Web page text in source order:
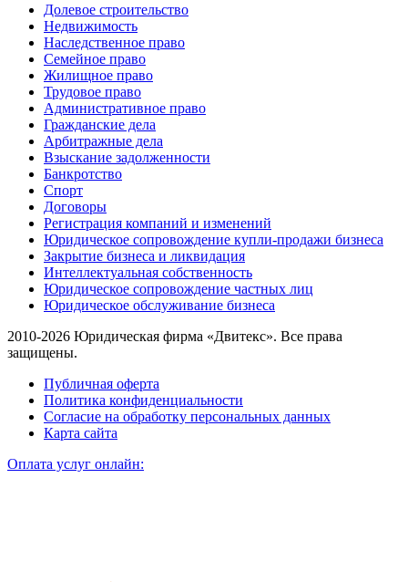
Долевое строительство
Недвижимость
Наследственное право
Семейное право
Жилищное право
Трудовое право
Административное право
Гражданские дела
Арбитражные дела
Взыскание задолженности
Банкротство
Спорт
Договоры
Регистрация компаний и изменений
Юридическое сопровождение купли-продажи бизнеса
Закрытие бизнеса и ликвидация
Интеллектуальная собственность
Юридическое сопровождение частных лиц
Юридическое обслуживание бизнеса
2010-2026 Юридическая фирма «Двитекс». Все права
защищены.
Публичная оферта
Политика конфиденциальности
Согласие на обработку персональных данных
Карта сайта
Оплата услуг онлайн: